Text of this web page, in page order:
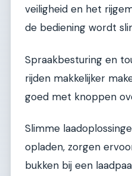
veiligheid en het
de bediening wordt
Spraakbesturing en
rijden makkelijker
goed met knoppen
Slimme
opladen, zorgen
bukken bij een